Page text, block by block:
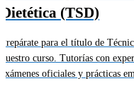
Dietética (TSD)
Prepárate para el título de
nuestro curso. Tutorías con
exámenes oficiales y prácticas